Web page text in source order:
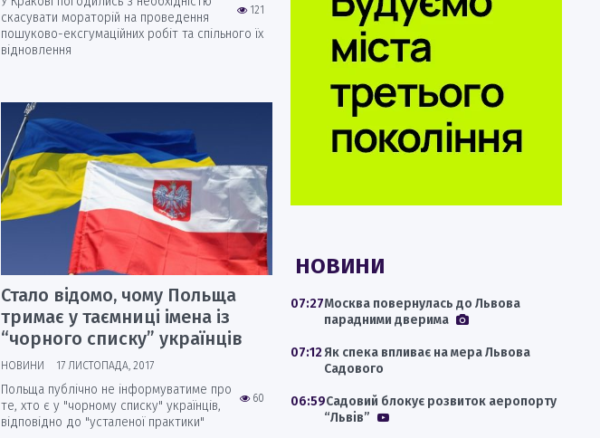
121
скасувати мораторій на проведення
пошуково-ексгумаційних робіт та спільного їх
відновлення
Стало відомо, чому Польща
тримає у таємниці імена із
“чорного списку” українців
НОВИНИ 17 ЛИСТОПАДА, 2017
60
Польща публічно не інформуватиме про
те, хто є у "чорному списку" українців,
відповідно до "усталеної практики"
НОВИНИ
07:27Москва повернулась до Львова
парадними дверима
07:12Як спека впливає на мера Львова
Садового
06:59Садовий блокує розвиток аеропорту
“Львів”